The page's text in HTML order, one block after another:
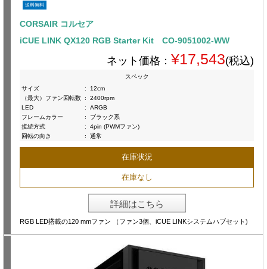
送料無料
CORSAIR コルセア
iCUE LINK QX120 RGB Starter Kit CO-9051002-WW
ネット価格： ¥17,543(税込)
スペック
サイズ
:
12cm
（最大）ファン回転数 :
2400rpm
LED
:
ARGB
フレームカラー
:
ブラック系
接続方式
:
4pin (PWMファン)
回転の向き
: 通常
在庫状況
在庫なし
詳細はこちら
RGB LED搭載の120 mmファン （ファン3個、iCUE LINKシステムハブセット)